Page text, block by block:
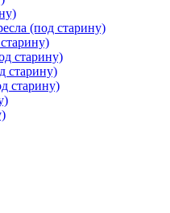
(под старину)
старину)
старину)
старину)